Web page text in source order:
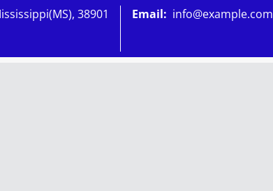
38901 Email: info@example.com